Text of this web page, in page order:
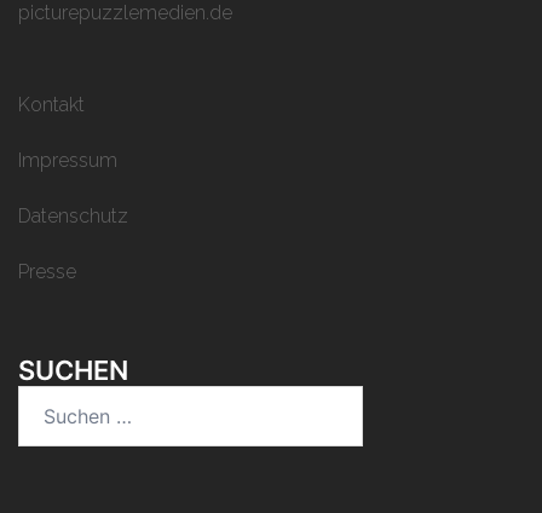
picturepuzzlemedien.de
Kontakt
Impressum
Datenschutz
Presse
SUCHEN